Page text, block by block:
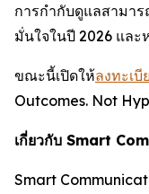
การกำกับดูแลสามา
มั่นใจในปี 2026 และ
ขณะนี้เปิดให้ลงทะเบี
Outcomes. Not
เกี่ยวกับ Smart
Smart